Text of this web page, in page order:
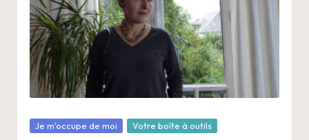
Posté
Je m'occupe de moi Votre boîte à outils